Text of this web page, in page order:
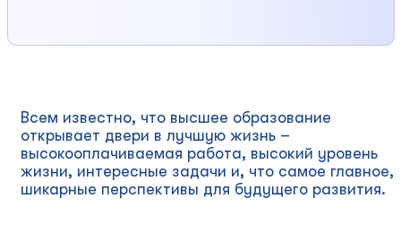
Всем известно, что высшее образование
открывает двери в лучшую жизнь –
высокооплачиваемая работа, высокий уровень
жизни, интересные задачи и, что самое главное,
шикарные перспективы для будущего развития.